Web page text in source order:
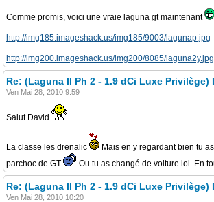
Comme promis, voici une vraie laguna gt maintenant
http://img185.imageshack.us/img185/9003/lagunap.jpg
http://img200.imageshack.us/img200/8085/laguna2y.jpg
Re: (Laguna II Ph 2 - 1.9 dCi Luxe Privilège)
Ven Mai 28, 2010 9:59
Salut David
La classe les drenalic
Mais en y regardant bien tu
parchoc de GT
Ou tu as changé de voiture lol. En
Re: (Laguna II Ph 2 - 1.9 dCi Luxe Privilège)
Ven Mai 28, 2010 10:20